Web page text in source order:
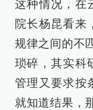
这种情况，在
院长杨昆看来
规律之间的不
琐碎，其实科
管理又要求按
就知道结果，